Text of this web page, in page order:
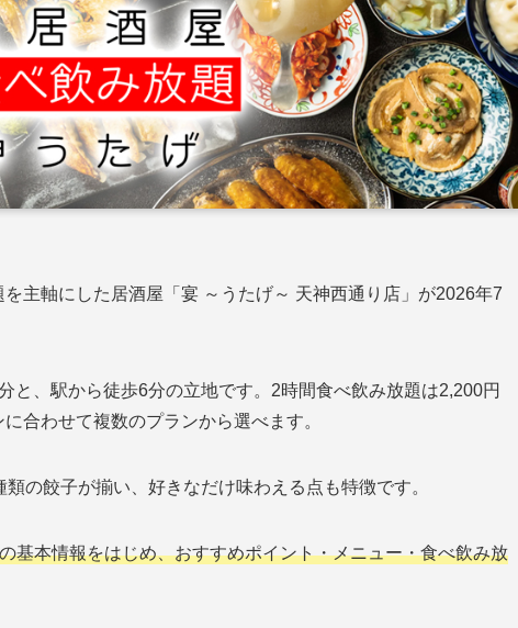
主軸にした居酒屋「宴 ～うたげ～ 天神西通り店」が2026年7
と、駅から徒歩6分の立地です。2時間食べ飲み放題は2,200円
合わせて複数のプランから選べます。
の餃子が揃い、好きなだけ味わえる点も特徴です。
基本情報をはじめ、おすすめポイント・メニュー・食べ飲み放